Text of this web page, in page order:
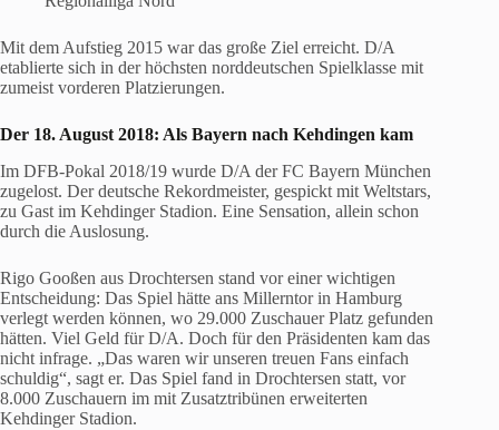
Mit dem Aufstieg 2015 war das große Ziel erreicht. D/A
etablierte sich in der höchsten norddeutschen Spielklasse mit
zumeist vorderen Platzierungen.
Der 18. August 2018: Als Bayern nach Kehdingen kam
Im DFB-Pokal 2018/19 wurde D/A der FC Bayern München
zugelost. Der deutsche Rekordmeister, gespickt mit Weltstars,
zu Gast im Kehdinger Stadion. Eine Sensation, allein schon
durch die Auslosung.
Rigo Gooßen aus Drochtersen stand vor einer wichtigen
Entscheidung: Das Spiel hätte ans Millerntor in Hamburg
verlegt werden können, wo 29.000 Zuschauer Platz gefunden
hätten. Viel Geld für D/A. Doch für den Präsidenten kam das
nicht infrage. „Das waren wir unseren treuen Fans einfach
schuldig“, sagt er. Das Spiel fand in Drochtersen statt, vor
8.000 Zuschauern im mit Zusatztribünen erweiterten
Kehdinger Stadion.